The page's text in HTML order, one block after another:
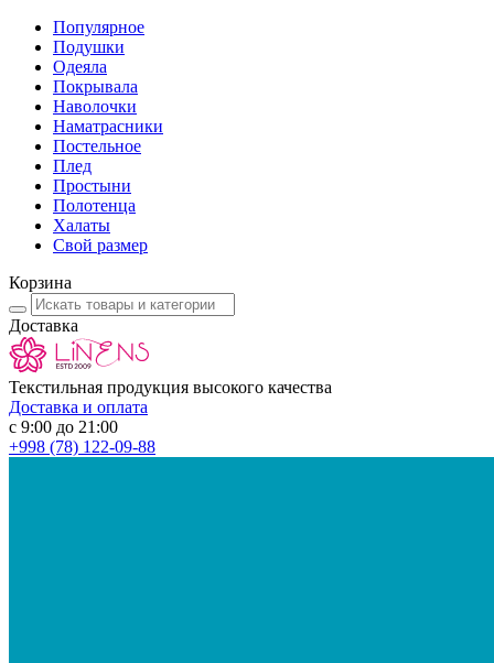
Популярное
Подушки
Одеяла
Покрывала
Наволочки
Наматрасники
Постельное
Плед
Простыни
Полотенца
Халаты
Свой размер
Корзина
Доставка
Текстильная продукция высокого качества
Доставка и оплата
с 9:00 до 21:00
+998 (78) 122-09-88